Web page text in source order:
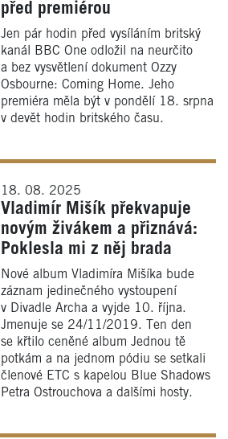
před premiérou
Jen pár hodin před vysíláním britský
kanál BBC One odložil na neurčito
a bez vysvětlení dokument Ozzy
Osbourne: Coming Home. Jeho
premiéra měla být v pondělí 18. srpna
v devět hodin britského času.
18. 08. 2025
Vladimír Mišík překvapuje
novým živákem a přiznává:
Poklesla mi z něj brada
Nové album Vladimíra Mišíka bude
záznam jedinečného vystoupení
v Divadle Archa a vyjde 10. října.
Jmenuje se 24/11/2019. Ten den
se křtilo ceněné album Jednou tě
potkám a na jednom pódiu se setkali
členové ETC s kapelou Blue Shadows
Petra Ostrouchova a dalšími hosty.